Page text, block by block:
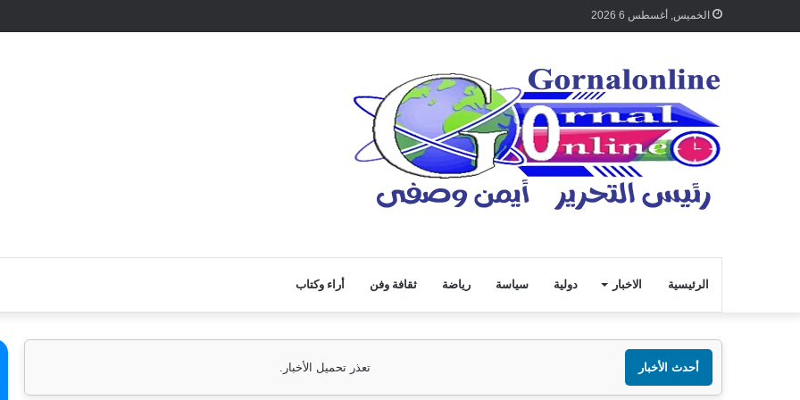
الخميس, أغسطس 6 2026
الرئيسية الاخبار دولية سياسة رياضة ثقافة وفن أراء وكتاب
أحدث الأخبار تعذر تحميل الأخبار.